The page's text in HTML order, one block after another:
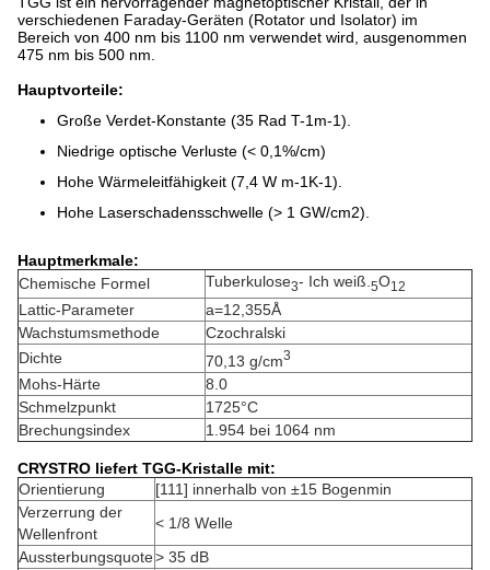
verschiedenen Faraday-Geräten (Rotator und Isolator) im
Bereich von 400 nm bis 1100 nm verwendet wird, ausgenommen
475 nm bis 500 nm.
Hauptvorteile:
Große Verdet-Konstante (35 Rad T-1m-1).
Niedrige optische Verluste (< 0,1%/cm)
Hohe Wärmeleitfähigkeit (7,4 W m-1K-1).
Hohe Laserschadensschwelle (> 1 GW/cm2).
Hauptmerkmale:
Chemische Formel
Tuberkulose3- Ich weiß. 5O12
Lattic-Parameter
a=12,355Å
Wachstumsmethode
Czochralski
Dichte
70,13 g/cm3
Mohs-Härte
8.0
Schmelzpunkt
1725°C
Brechungsindex
1.954 bei 1064 nm
CRYSTRO liefert TGG-Kristalle mit:
Orientierung
[111] innerhalb von ±15 Bogenmin
Verzerrung der
Wellenfront
< 1/8 Welle
Aussterbungsquote> 35 dB